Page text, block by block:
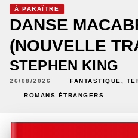
À PARAÎTRE
DANSE
(NOUVELLE
STEPHEN KING
26/08/2026 FANTASTIQUE,
ROMANS ÉTRANGERS